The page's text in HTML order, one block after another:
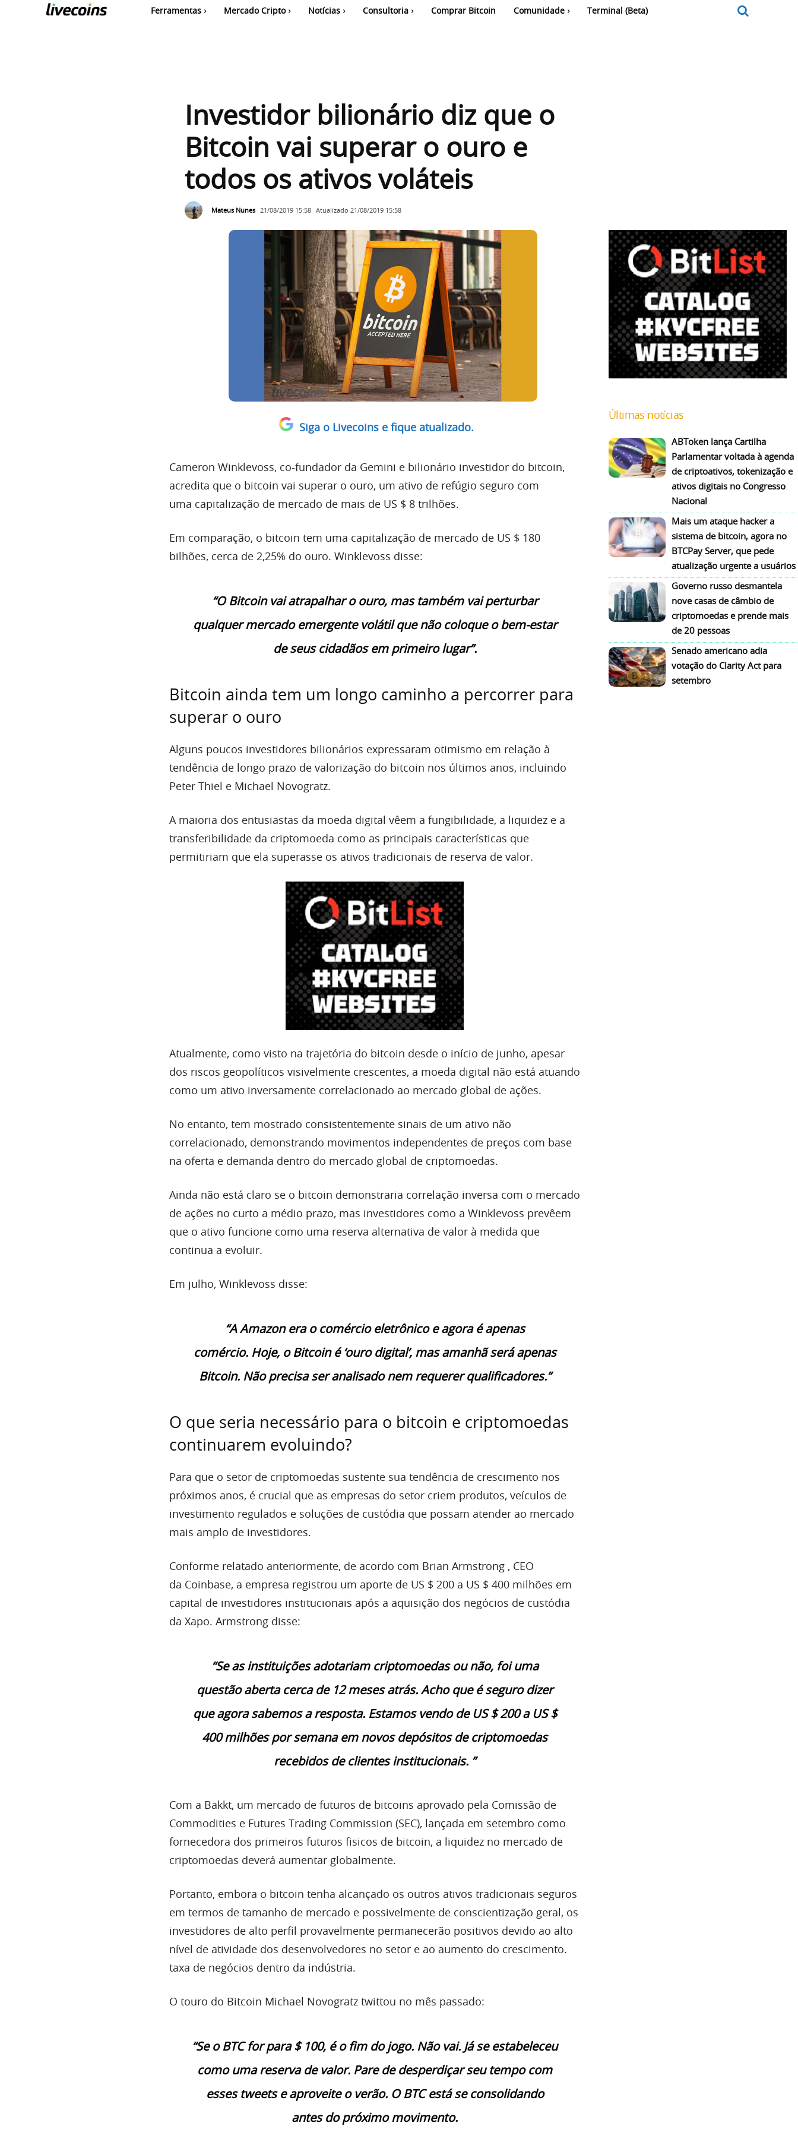
Ferramentas Mercado Cripto Notícias Consultoria Comprar Bitcoin Comunidade Terminal (Beta)
Investidor bilionário diz que o
Bitcoin vai superar o ouro e
todos os ativos voláteis
Mateus Nunes 21/08/2019 15:58 Atualizado 21/08/2019 15:58
Siga o Livecoins e fique atualizado.
Cameron Winklevoss, co-fundador da Gemini e bilionário investidor do bitcoin,
acredita que o bitcoin vai superar o ouro, um ativo de refúgio seguro com
uma capitalização de mercado de mais de US $ 8 trilhões.
Em comparação, o bitcoin tem uma capitalização de mercado de US $ 180
bilhões, cerca de 2,25% do ouro. Winklevoss disse:
“O Bitcoin vai atrapalhar o ouro, mas também vai perturbar
qualquer mercado emergente volátil que não coloque o bem-estar
de seus cidadãos em primeiro lugar”.
Bitcoin ainda tem um longo caminho a percorrer para
superar o ouro
Alguns poucos investidores bilionários expressaram otimismo em relação à
tendência de longo prazo de valorização do bitcoin nos últimos anos, incluindo
Peter Thiel e Michael Novogratz.
A maioria dos entusiastas da moeda digital vêem a fungibilidade, a liquidez e a
transferibilidade da criptomoeda como as principais características que
permitiriam que ela superasse os ativos tradicionais de reserva de valor.
Atualmente, como visto na trajetória do bitcoin desde o início de junho, apesar
dos riscos geopolíticos visivelmente crescentes, a moeda digital não está atuando
como um ativo inversamente correlacionado ao mercado global de ações.
No entanto, tem mostrado consistentemente sinais de um ativo não
correlacionado, demonstrando movimentos independentes de preços com base
na oferta e demanda dentro do mercado global de criptomoedas.
Ainda não está claro se o bitcoin demonstraria correlação inversa com o mercado
de ações no curto a médio prazo, mas investidores como a Winklevoss prevêem
que o ativo funcione como uma reserva alternativa de valor à medida que
continua a evoluir.
Em julho, Winklevoss disse:
“A Amazon era o comércio eletrônico e agora é apenas
comércio. Hoje, o Bitcoin é ‘ouro digital’, mas amanhã será apenas
Bitcoin. Não precisa ser analisado nem requerer qualificadores.”
O que seria necessário para o bitcoin e criptomoedas
continuarem evoluindo?
Para que o setor de criptomoedas sustente sua tendência de crescimento nos
próximos anos, é crucial que as empresas do setor criem produtos, veículos de
investimento regulados e soluções de custódia que possam atender ao mercado
mais amplo de investidores.
Conforme relatado anteriormente, de acordo com Brian Armstrong , CEO
da Coinbase, a empresa registrou um aporte de US $ 200 a US $ 400 milhões em
capital de investidores institucionais após a aquisição dos negócios de custódia
da Xapo. Armstrong disse:
“Se as instituições adotariam criptomoedas ou não, foi uma
questão aberta cerca de 12 meses atrás. Acho que é seguro dizer
que agora sabemos a resposta. Estamos vendo de US $ 200 a US $
400 milhões por semana em novos depósitos de criptomoedas
recebidos de clientes institucionais. ”
Com a Bakkt, um mercado de futuros de bitcoins aprovado pela Comissão de
Commodities e Futures Trading Commission (SEC), lançada em setembro como
fornecedora dos primeiros futuros fisicos de bitcoin, a liquidez no mercado de
criptomoedas deverá aumentar globalmente.
Portanto, embora o bitcoin tenha alcançado os outros ativos tradicionais seguros
em termos de tamanho de mercado e possivelmente de conscientização geral, os
investidores de alto perfil provavelmente permanecerão positivos devido ao alto
nível de atividade dos desenvolvedores no setor e ao aumento do crescimento.
taxa de negócios dentro da indústria.
O touro do Bitcoin Michael Novogratz twittou no mês passado:
“Se o BTC for para $ 100, é o fim do jogo. Não vai. Já se estabeleceu
como uma reserva de valor. Pare de desperdiçar seu tempo com
esses tweets e aproveite o verão. O BTC está se consolidando
antes do próximo movimento.
Últimas notícias
ABToken lança Cartilha
Parlamentar voltada à agenda
de criptoativos, tokenização e
ativos digitais no Congresso
Nacional
Mais um ataque hacker a
sistema de bitcoin, agora no
BTCPay Server, que pede
atualização urgente a usuários
Governo russo desmantela
nove casas de câmbio de
criptomoedas e prende mais
de 20 pessoas
Senado americano adia
votação do Clarity Act para
setembro